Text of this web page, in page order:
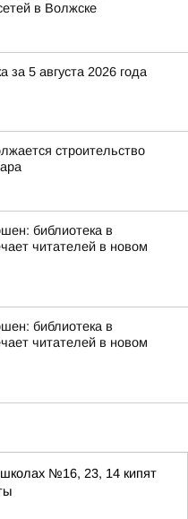
в Волжске
за 5 августа 2026 года
строительство
библиотека в
читателей в новом
библиотека в
читателей в новом
№16, 23, 14 кипят